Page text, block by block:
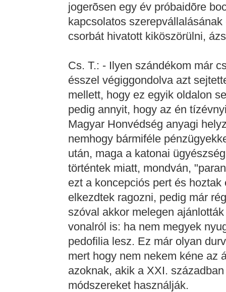
jogerõsen egy év próbaidõre
kapcsolatos
csorbát hivatott kiköszörülni,
Cs. T.: - Ilyen szándékom már
ésszel végiggondolva azt
mellett, hogy ez egyik oldalon
pedig annyit, hogy az én
Magyar Honvédség anyagi
nemhogy bármiféle
után, maga a katonai
történtek miatt, mondván,
ezt a koncepciós pert és
elkezdtek ragozni, pedig már
szóval akkor melegen
vonalról is: ha nem megyek
pedofilia lesz. Ez már olyan
mert hogy nem nekem kéne az
azoknak, akik a XXI.
módszereket használják.